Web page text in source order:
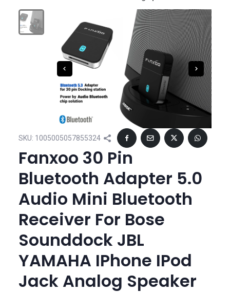
SKU: 1005005057855324
Fanxoo 30 Pin
Bluetooth Adapter 5.0
Audio Mini Bluetooth
Receiver For Bose
Sounddock JBL
YAMAHA IPhone IPod
Jack Analog Speaker